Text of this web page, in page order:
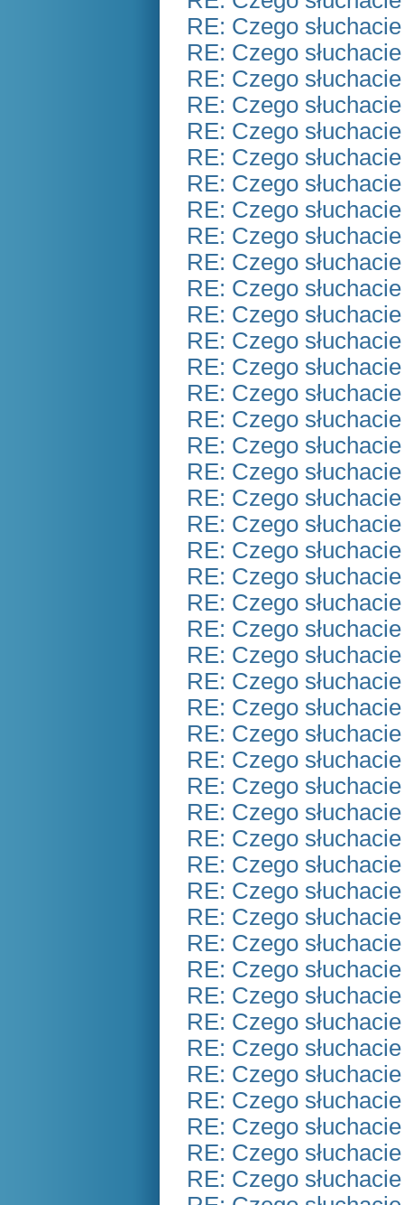
RE: Czego
RE: Czego
RE: Czego
RE: Czego
RE: Czego
RE: Czego
RE: Czego
RE: Czego
RE: Czego
RE: Czego
RE: Czego
RE: Czego
RE: Czego
RE: Czego
RE: Czego
RE: Czego
RE: Czego
RE: Czego
RE: Czego
RE: Czego
RE: Czego
RE: Czego
RE: Czego
RE: Czego
RE: Czego
RE: Czego
RE: Czego
RE: Czego
RE: Czego
RE: Czego
RE: Czego
RE: Czego
RE: Czego
RE: Czego
RE: Czego
RE: Czego
RE: Czego
RE: Czego
RE: Czego
RE: Czego
RE: Czego
RE: Czego
RE: Czego
RE: Czego
RE: Czego